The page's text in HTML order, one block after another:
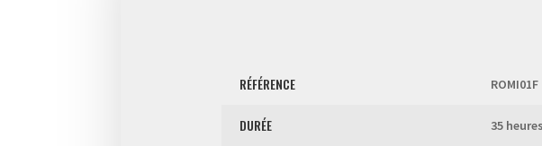
RÉFÉRENCE ROMI01F
DURÉE 35 heures